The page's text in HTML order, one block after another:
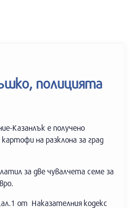
полицията
Казанлък е получено
на разклона за град
за две чувалчета семе за
от Наказателния кодекс